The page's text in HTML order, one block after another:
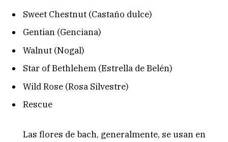
Sweet Chestnut (Castaño dulce)
Gentian (Genciana)
Walnut (Nogal)
Star of Bethlehem (Estrella de Belén)
Wild Rose (Rosa Silvestre)
Rescue
Las flores de bach, generalmente, se usan en